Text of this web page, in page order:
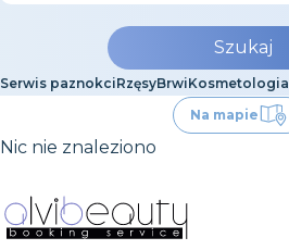
Szukaj
Serwis paznokciRzęsyBrwiKosmetologia
Na mapie
Nic nie znaleziono